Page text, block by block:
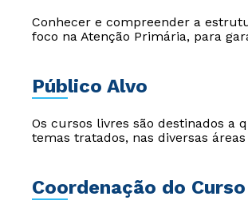
Conhecer e compreender a
foco na Atenção Primária, para
Público Alvo
Os cursos livres são destinados a
temas tratados, nas diversas
Coordenação do Curso